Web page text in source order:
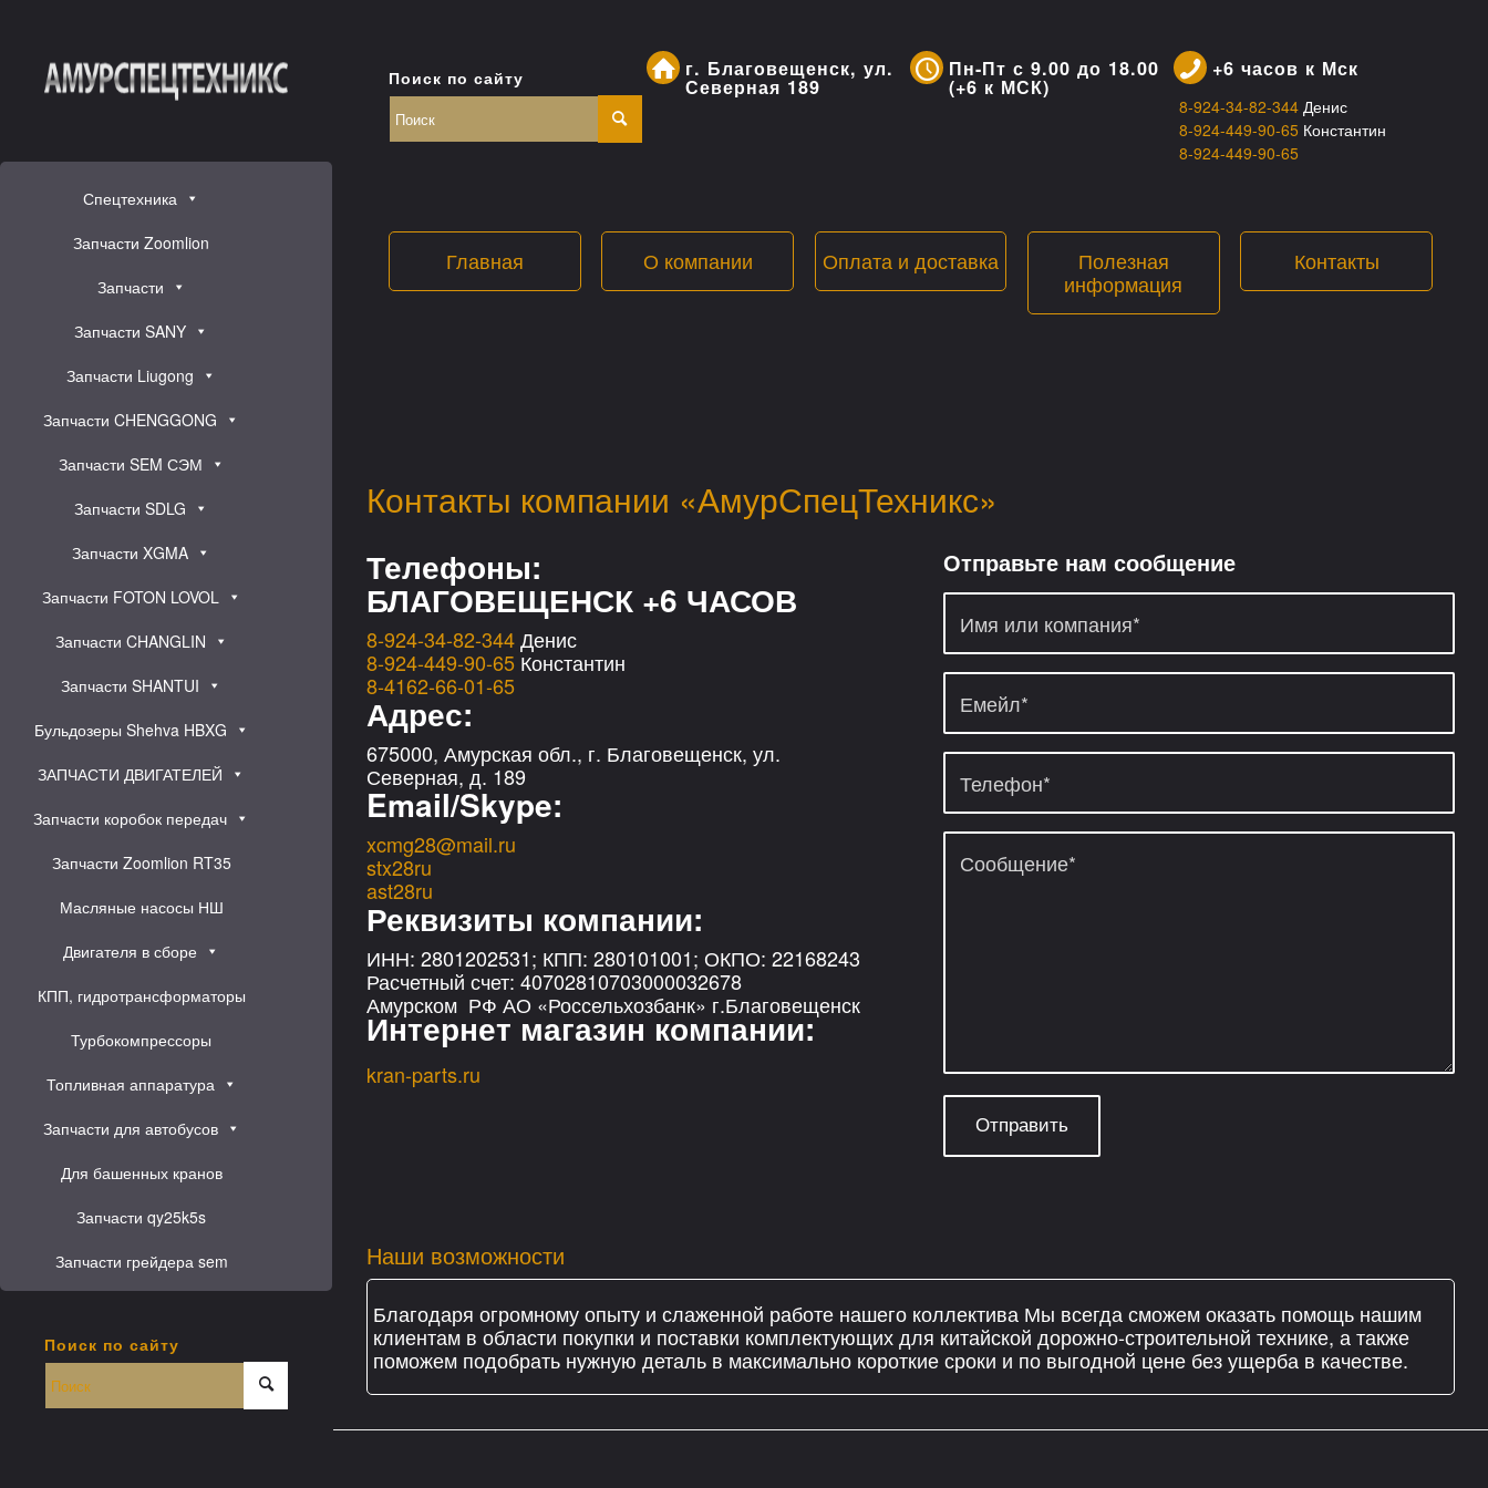
Спецтехника
Запчасти Zoomlion
Запчасти
Запчасти SANY
Запчасти Liugong
Запчасти CHENGGONG
Запчасти SEM СЭМ
Запчасти SDLG
Запчасти XGMA
Запчасти FOTON LOVOL
Запчасти CHANGLIN
Запчасти SHANTUI
Бульдозеры Shehva HBXG
ЗАПЧАСТИ ДВИГАТЕЛЕЙ
Запчасти коробок передач
Запчасти Zoomlion RT35
Масляные насосы НШ
Двигателя в сборе
КПП, гидротрансформаторы
Турбокомпрессоры
Топливная аппаратура
Запчасти для автобусов
Для башенных кранов
Запчасти qy25k5s
Запчасти грейдера sem
Поиск по сайту
Поиск по сайту г. Благовещенск, ул.
Северная 189
Пн-Пт с 9.00 до 18.00
(+6 к МСК)
+6 часов к Мск
8-924-34-82-344Денис
8-924-449-90-65 Константин
8-924-449-90-65
Главная О компании Оплата и доставка
Полезная
информация
Контакты
Контакты компании «АмурСпецТехникс»
Телефоны:
БЛАГОВЕЩЕНСК +6 ЧАСОВ
8-924-34-82-344Денис
8-924-449-90-65Константин
8-4162-66-01-65
Адрес:
675000, Амурская обл., г. Благовещенск, ул.
Северная, д. 189
Email/Skype:
xcmg28@mail.ru
stx28ru
ast28ru
Реквизиты компании:
ИНН: 2801202531; КПП: 280101001; ОКПО: 22168243
Расчетный счет: 40702810703000032678
Амурском РФ АО «Россельхозбанк» г.Благовещенск
Интернет магазин компании:
kran-parts.ru
Отправьте нам сообщение
Наши возможности
Благодаря огромному опыту и слаженной работе нашего коллектива Мы всегда сможем оказать помощь нашим
клиентам в области покупки и поставки комплектующих для китайской дорожно-строительной технике, а также
поможем подобрать нужную деталь в максимально короткие сроки и по выгодной цене без ущерба в качестве.